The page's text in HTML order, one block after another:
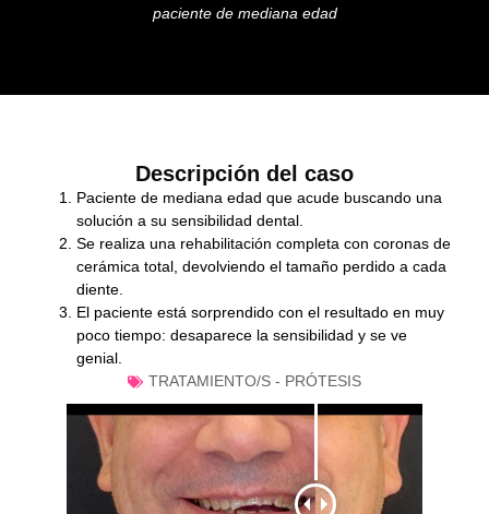
paciente de mediana edad
Descripción del caso
Paciente de mediana edad que acude buscando una
solución a su sensibilidad dental.
Se realiza una rehabilitación completa con coronas de
cerámica total, devolviendo el tamaño perdido a cada
diente.
El paciente está sorprendido con el resultado en muy
poco tiempo: desaparece la sensibilidad y se ve
genial.
TRATAMIENTO/S - PRÓTESIS